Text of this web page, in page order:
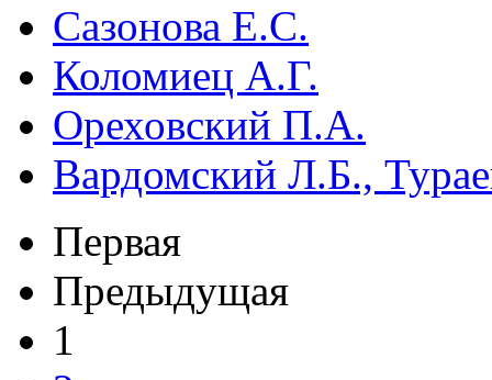
Сазонова Е.С.
Коломиец А.Г.
Ореховский П.А.
Вардомский Л.Б.,
Первая
Предыдущая
1